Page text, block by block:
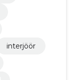
interjöör